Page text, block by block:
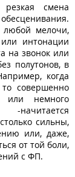
смена
любой мелочи,
интонации
на звонок или
полутонов, в
когда
совершенно
или немного
сильны,
или, даже,
от той боли,
с ФП.